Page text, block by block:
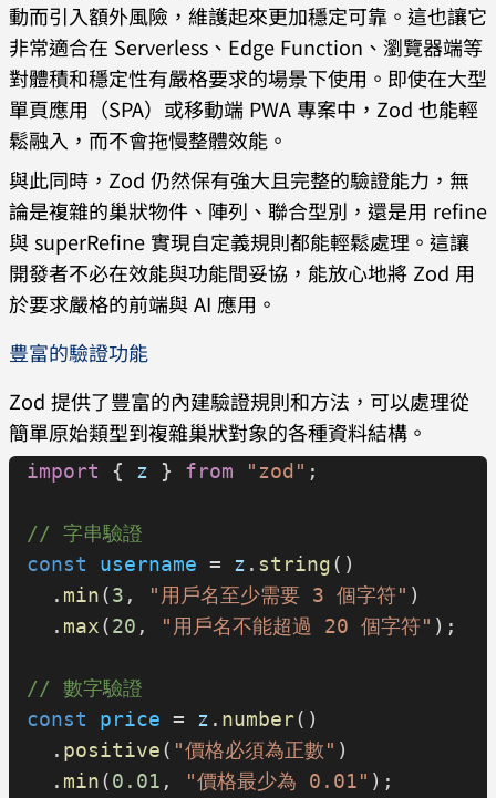
動而引入額外風險，維護起來更加穩定可靠。這也讓它
非常適合在 Serverless、Edge Function、瀏覽器端等
對體積和穩定性有嚴格要求的場景下使用。即使在大型
單頁應用（SPA）或移動端 PWA 專案中，Zod 也能輕
鬆融入，而不會拖慢整體效能。
與此同時，Zod 仍然保有強大且完整的驗證能力，無
論是複雜的巢狀物件、陣列、聯合型別，還是用 refine
與 superRefine 實現自定義規則都能輕鬆處理。這讓
開發者不必在效能與功能間妥協，能放心地將 Zod 用
於要求嚴格的前端與 AI 應用。
豊富的驗證功能
Zod 提供了豐富的內建驗證規則和方法，可以處理從
簡單原始類型到複雜巢狀對象的各種資料結構。
import { z } from "zod" ;
// 字串驗證
const username = z . string()
  .
min(3 , "用戶名至少需要 3 個字符" )
  .
max(20 , "用戶名不能超過 20 個字符" );
// 數字驗證
const price = z . number()
  .
positive( "價格必須為正數" )
  .
min(0.01 , "價格最少為 0.01" );